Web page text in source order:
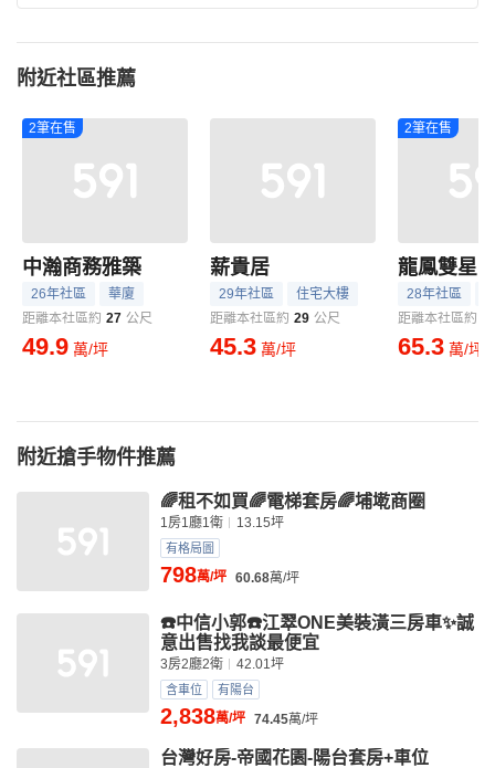
附近社區推薦
2筆在售
中瀚商務雅築
26年社區
華廈
距離本社區約 27 公尺
49.9 萬/坪
薪貴居
29年社區
住宅大樓
距離本社區約 29 公尺
45.3 萬/坪
2筆在售
龍鳳雙星
28年社區
距離本社區約
65.3 萬/坪
附近搶手物件推薦
🌈租不如買🌈電梯套房🌈埔墘商圈
1房1廳1衛 13.15坪
有格局圖
798萬/坪 60.68萬/坪
☎️中信小郭☎️江翠ONE美裝潢三房車✨誠
意出售找我談最便宜
3房2廳2衛 42.01坪
含車位 有陽台
2,838萬/坪 74.45萬/坪
台灣好房-帝國花園-陽台套房+車位